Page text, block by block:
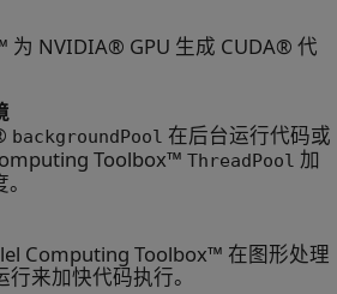
为 NVIDIA® GPU 生成 CUDA® 代
backgroundPool 在后台运行代码或
Toolbox™ThreadPool 加
Computing Toolbox™ 在图形处理
行来加快代码执行。